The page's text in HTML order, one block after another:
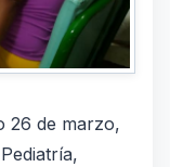
26 de marzo,